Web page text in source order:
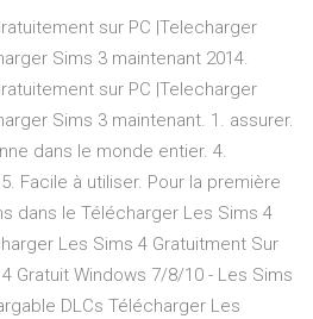
sur PC |Telecharger
Sims 3 maintenant 2014.
sur PC |Telecharger
Sims 3 maintenant. 1. assurer.
dans le monde entier. 4.
Facile à utiliser. Pour la première
dans le Télécharger Les Sims 4
Les Sims 4 Gratuitment Sur
Gratuit Windows 7/8/10 - Les Sims
DLCs Télécharger Les